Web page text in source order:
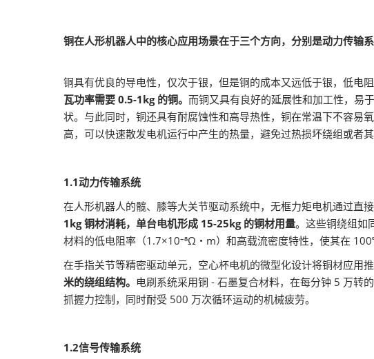
铜在人形机器人中的核心应用场景在于三个方向，分别是动力传输
铜具有优良的导电性，仅次于银，但是铜的成本又远低于银，低电
瓦功率需要 0.5-1kg 的铜。 而铜又具有良好的延展性和加工性，易
状。与此同时，铜还具有耐腐蚀性和高导热性，铜在常温下不容易
高，可以快速散发电机运行中产生的热量，避免过热损坏绕组或者其
1.1动力传输系统
在人形机器人的髋、膝等大关节驱动系统中，无框力矩电机通过直
1kg 铜材消耗，单台电机形成 15-25kg 的铜材用量。这些铜绕组如
材料的低电阻率（1.7×10⁻⁸Ω・m）和高载流密度特性，使其在
在手指关节等精密驱动单元，空心杯电机的微型化设计将铜材应用推
米的绕组结构。 电刷系统采用铜 - 石墨复合材料，在每分钟 5 万转
抓握力控制，同时耐受 500 万次循环运动的机械疲劳。
1.2信号传输系统